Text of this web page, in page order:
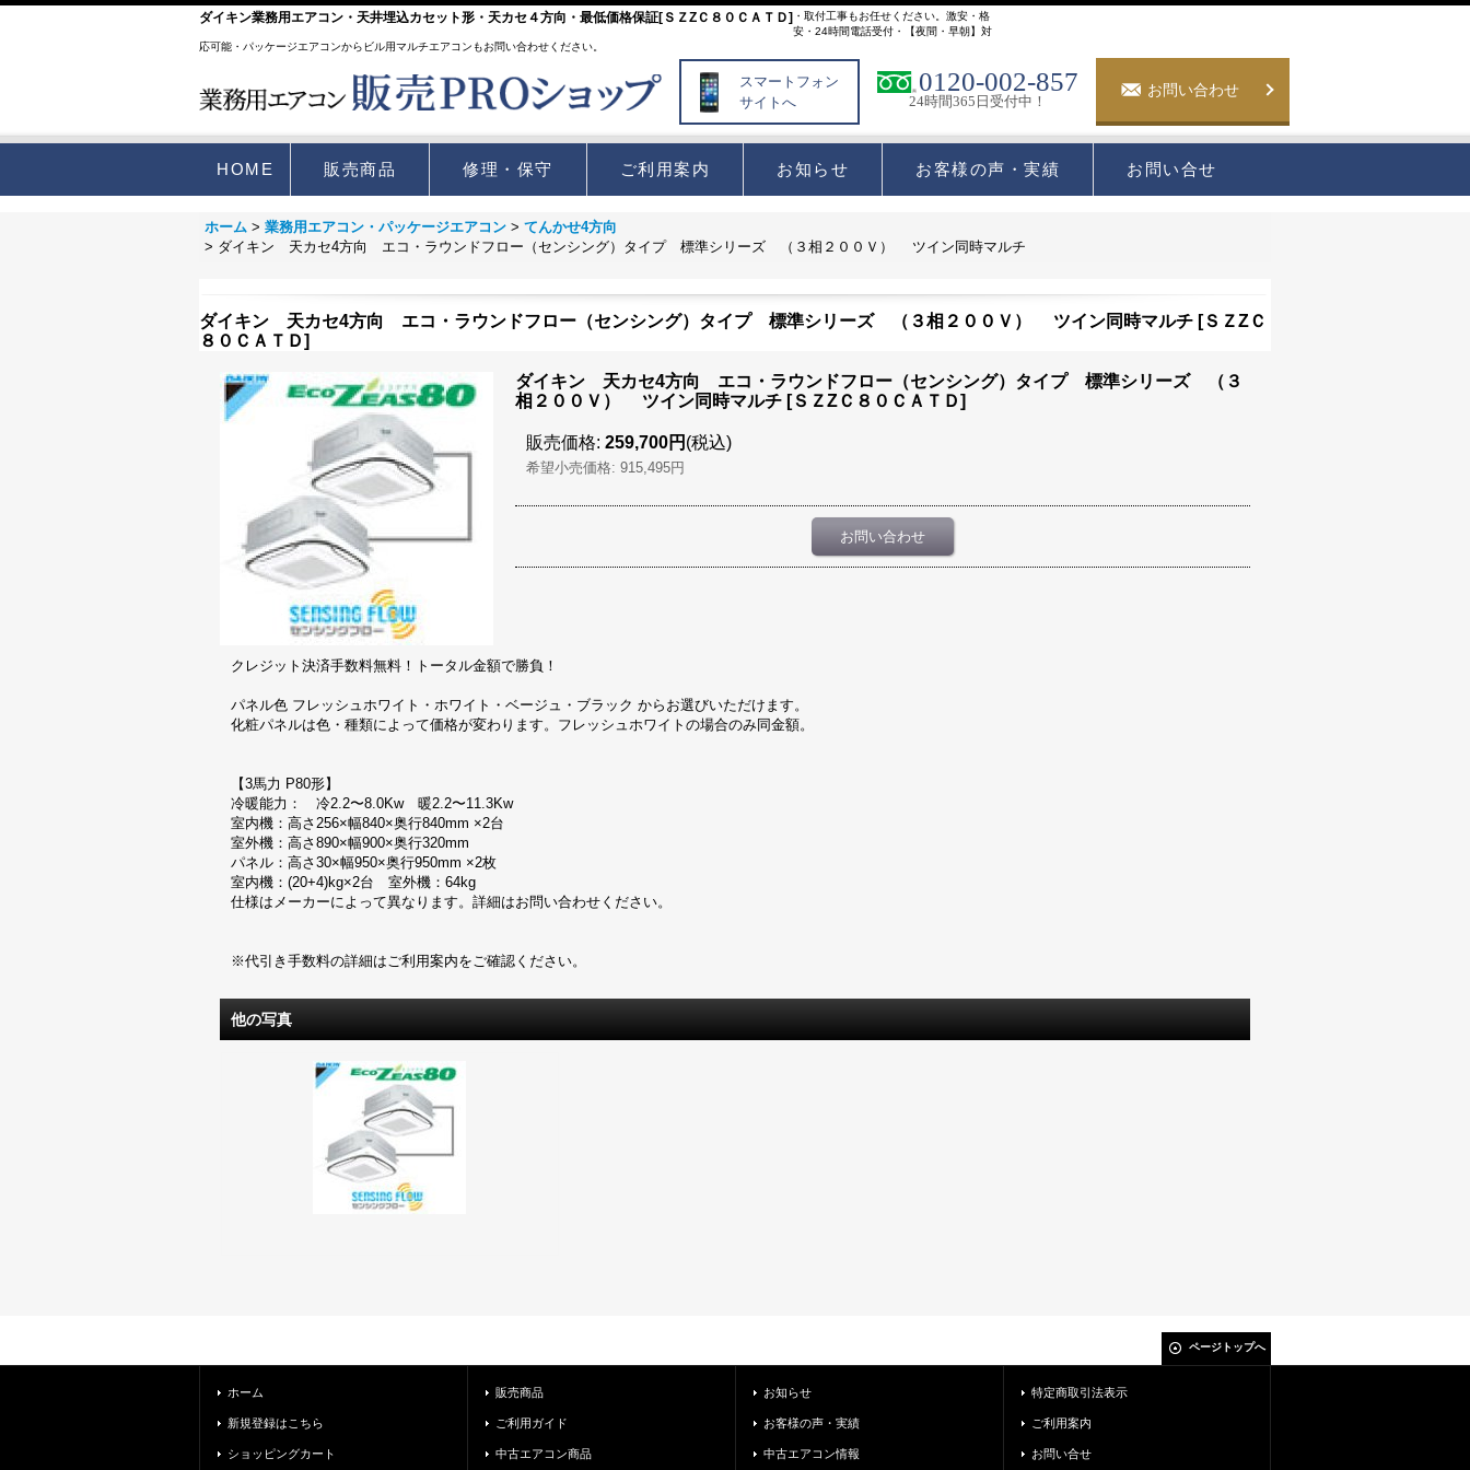
ダイキン業務用エアコン・天井埋込カセット形・天カセ４方向・最低価格保証[ＳＺZＣ８０ＣＡＴＤ] ・取付工事もお任せください。激安・格
安・24時間電話受付・【夜間・早朝】対
応可能・パッケージエアコンからビル用マルチエアコンもお問い合わせください。
スマートフォン
サイトへ
0120-002-857
24時間365日受付中！
お問い合わせ
HOME 販売商品 修理・保守 ご利用案内 お知らせ お客様の声・実績 お問い合せ
ホーム > 業務用エアコン・パッケージエアコン > てんかせ4方向
> ダイキン 天カセ4方向 エコ・ラウンドフロー（センシング）タイプ 標準シリーズ （３相２００Ｖ） ツイン同時マルチ
ダイキン 天カセ4方向 エコ・ラウンドフロー（センシング）タイプ 標準シリーズ （３相２００Ｖ） ツイン同時マルチ [ＳＺZＣ
８０ＣＡＴＤ]
ダイキン 天カセ4方向 エコ・ラウンドフロー（センシング）タイプ 標準シリーズ （３
相２００Ｖ） ツイン同時マルチ [ＳＺZＣ８０ＣＡＴＤ]
販売価格: 259,700円 (税込)
希望小売価格: 915,495円
お問い合わせ
クレジット決済手数料無料！トータル金額で勝負！
パネル色 フレッシュホワイト・ホワイト・ベージュ・ブラック からお選びいただけます。
化粧パネルは色・種類によって価格が変わります。フレッシュホワイトの場合のみ同金額。
【3馬力 P80形】
冷暖能力： 冷2.2〜8.0Kw 暖2.2〜11.3Kw
室内機：高さ256×幅840×奥行840mm ×2台
室外機：高さ890×幅900×奥行320mm
パネル：高さ30×幅950×奥行950mm ×2枚
室内機：(20+4)kg×2台 室外機：64kg
仕様はメーカーによって異なります。詳細はお問い合わせください。
※代引き手数料の詳細はご利用案内をご確認ください。
他の写真
ページトップへ
ホーム
新規登録はこちら
ショッピングカート
販売商品
ご利用ガイド
中古エアコン商品
お知らせ
お客様の声・実績
中古エアコン情報
特定商取引法表示
ご利用案内
お問い合せ